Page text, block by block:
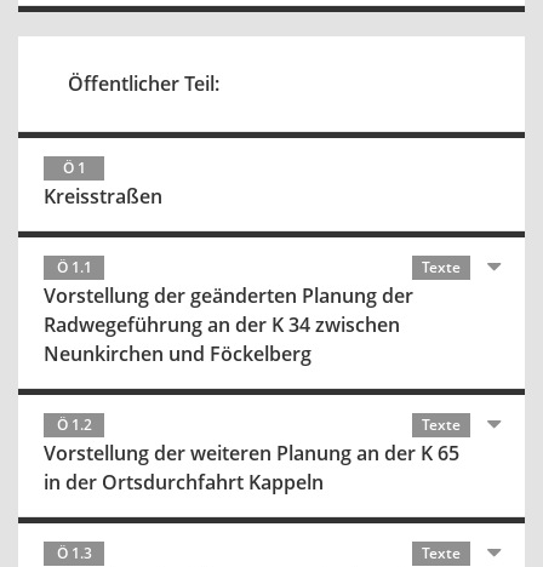
Öffentlicher Teil:
Ö 1
Kreisstraßen
Ö 1.1 Texte
Vorstellung der geänderten Planung der
Radwegeführung an der K 34 zwischen
Neunkirchen und Föckelberg
Ö 1.2 Texte
Vorstellung der weiteren Planung an der K 65
in der Ortsdurchfahrt Kappeln
Ö 1.3 Texte